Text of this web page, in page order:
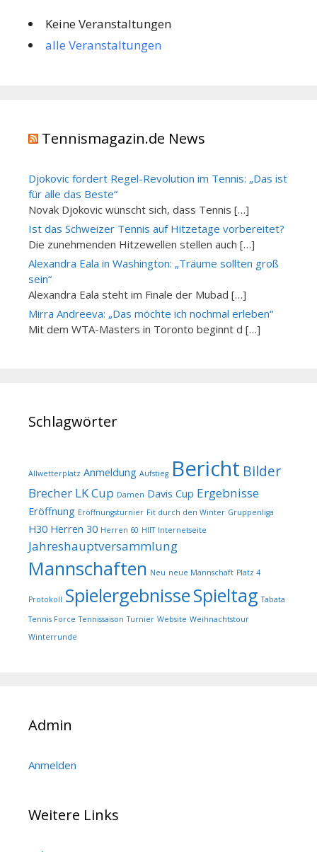
Keine Veranstaltungen
alle Veranstaltungen
Tennismagazin.de News
Djokovic fordert Regel-Revolution im Tennis: „Das ist
für alle das Beste“
Novak Djokovic wünscht sich, dass Tennis […]
Ist das Schweizer Tennis auf Hitzetage vorbereitet?
Die zunehmenden Hitzewellen stellen auch […]
Alexandra Eala in Washington: „Träume sollten groß
sein“
Alexandra Eala steht im Finale der Mubad […]
Mirra Andreeva: „Das möchte ich nochmal erleben“
Mit dem WTA-Masters in Toronto beginnt d […]
Schlagwörter
Allwetterplatz Anmeldung Aufstieg Bericht Bilder
Brecher LK Cup Damen Davis Cup Ergebnisse
Eröffnung Eröffnungsturnier Fit durch den Winter Gruppenliga
H30 Herren 30 Herren 60 HIIT Internetseite
Jahreshauptversammlung
Mannschaften Neu neue Mannschaft Platz 4
Protokoll SpielergebnisseSpieltag Tabata
Tennis Force Tennissaison Turnier Website Weihnachtstour
Winterrunde
Admin
Anmelden
Weitere Links